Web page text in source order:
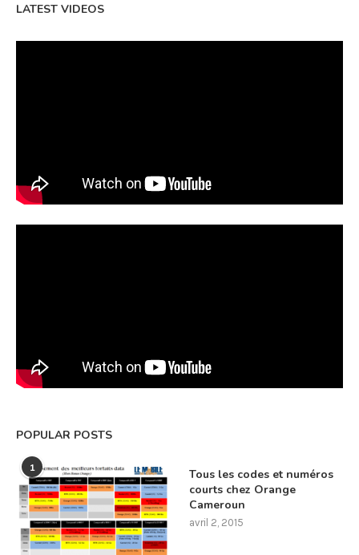
LATEST VIDEOS
POPULAR POSTS
1
Tous les codes et numéros
courts chez Orange
Cameroun
avril 2, 2015